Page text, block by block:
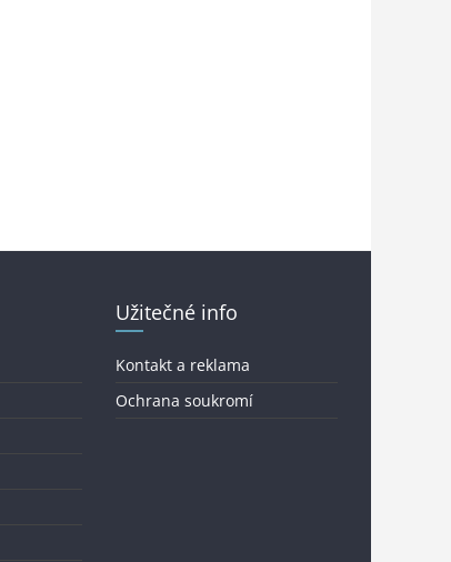
Užitečné info
Kontakt a reklama
Ochrana soukromí